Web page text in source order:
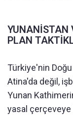
YUNANİSTAN
PLAN
Türkiye'nin
Atina'da değil,
Yunan
yasal çerçeveye